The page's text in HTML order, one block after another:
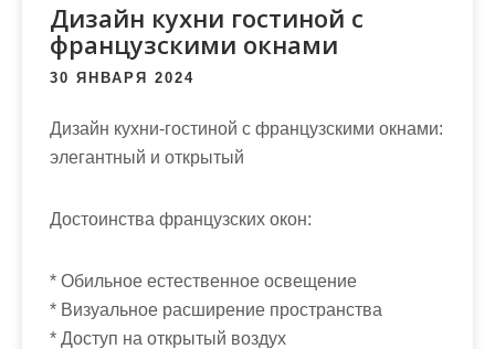
Дизайн кухни гостиной с
французскими окнами
30 ЯНВАРЯ 2024
Дизайн кухни-гостиной с французскими окнами:
элегантный и открытый
Достоинства французских окон:
* Обильное естественное освещение
* Визуальное расширение пространства
* Доступ на открытый воздух